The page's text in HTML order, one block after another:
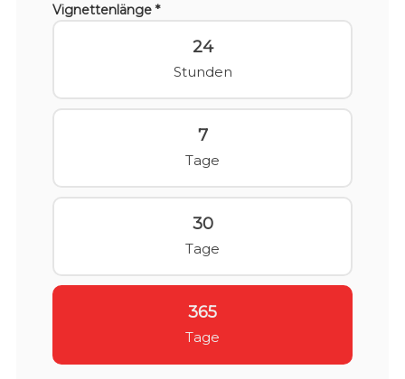
Vignettenlänge *
24
Stunden
7
Tage
30
Tage
365
Tage